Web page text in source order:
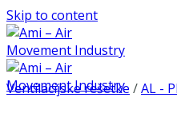
Skip to content
Ventilacijske rešetke /AL -